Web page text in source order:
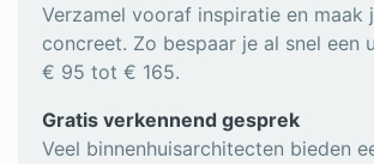
Verzamel vooraf inspiratie en maak
concreet. Zo bespaar je al snel een
€ 95 tot € 165.
Gratis verkennend gesprek
Veel binnenhuisarchitecten bieden